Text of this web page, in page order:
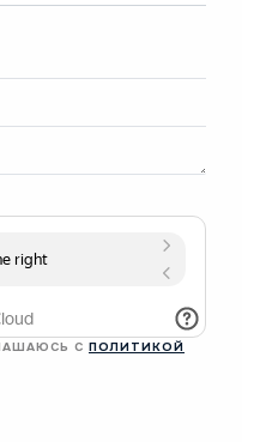
С ПОЛИТИКОЙ